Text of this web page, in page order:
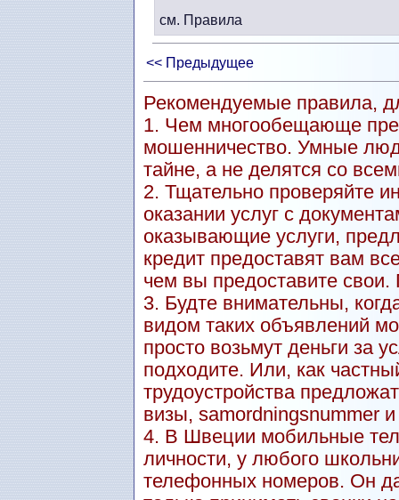
см. Правила
<< Предыдущее
Рекомендуемые правила,
1. Чем многообещающе
мошенничество. Умные
тайне, а не делятся со
2. Тщательно проверяйте
оказании услуг с
оказывающие услуги,
кредит предоставят вам
чем вы предоставите
3. Будте внимательны,
видом таких объявлений
просто возьмут деньги за
подходите. Или, как
трудоустройства
визы, samordningsnummer и
4. В Швеции мобильные
личности, у любого
телефонных номеров. Он